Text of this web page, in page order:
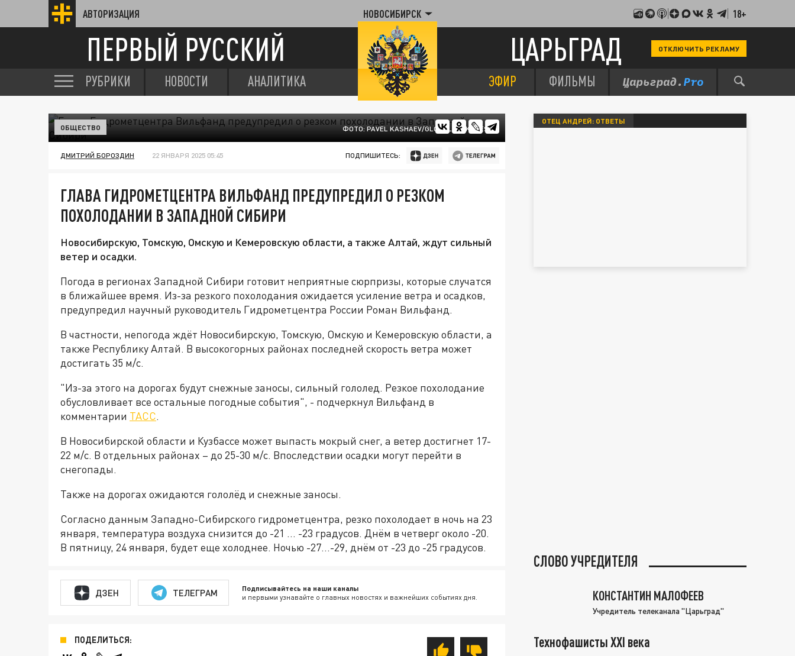
АВТОРИЗАЦИЯ НОВОСИБИРСК 18+
ПЕРВЫЙ РУССКИЙ ЦАРЬГРАД ОТКЛЮЧИТЬ РЕКЛАМУ
РУБРИКИ НОВОСТИ АНАЛИТИКА ЭФИР ФИЛЬМЫ
ФОТО: PAVEL KASHAEV/GLOBALLOOKPRESS
ОБЩЕСТВО
ДМИТРИЙ БОРОЗДИН 22 ЯНВАРЯ 2025 05:45 ПОДПИШИТЕСЬ:
ГЛАВА ГИДРОМЕТЦЕНТРА ВИЛЬФАНД ПРЕДУПРЕДИЛ О РЕЗКОМ
ПОХОЛОДАНИИ В ЗАПАДНОЙ СИБИРИ
Новосибирскую, Томскую, Омскую и Кемеровскую области, а также Алтай, ждут сильный
ветер и осадки.
Погода в регионах Западной Сибири готовит неприятные сюрпризы, которые случатся
в ближайшее время. Из-за резкого похолодания ожидается усиление ветра и осадков,
предупредил научный руководитель Гидрометцентра России Роман Вильфанд.
В частности, непогода ждёт Новосибирскую, Томскую, Омскую и Кемеровскую области, а
также Республику Алтай. В высокогорных районах последней скорость ветра может
достигать 35 м/с.
"Из-за этого на дорогах будут снежные заносы, сильный гололед. Резкое похолодание
обусловливает все остальные погодные события", - подчеркнул Вильфанд в
комментарии ТАСС.
В Новосибирской области и Кузбассе может выпасть мокрый снег, а ветер достигнет 17-
22 м/с. В отдельных районах – до 25-30 м/с. Впоследствии осадки могут перейти в
снегопады.
Также на дорогах ожидаются гололёд и снежные заносы.
Согласно данным Западно-Cибирского гидрометцентра, резко похолодает в ночь на 23
января, температура воздуха снизится до -21 ... -23 градусов. Днём в четверг около -20.
В пятницу, 24 января, будет еще холоднее. Ночью -27...-29, днём от -23 до -25 градусов.
ДЗЕН ТЕЛЕГРАМ Подписывайтесь на наши каналы
и первыми узнавайте о главных новостях и важнейших событиях дня.
ПОДЕЛИТЬСЯ:
ОТЕЦ АНДРЕЙ: ОТВЕТЫ
СЛОВО УЧРЕДИТЕЛЯ
КОНСТАНТИН МАЛОФЕЕВ
Учредитель телеканала "Царьград"
Технофашисты XXI века